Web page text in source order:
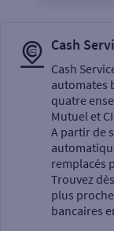
Un service
Cash
Cash
automates
quatre
Mutuel et
A partir de
remplacés
Trouvez
plus
bancaires